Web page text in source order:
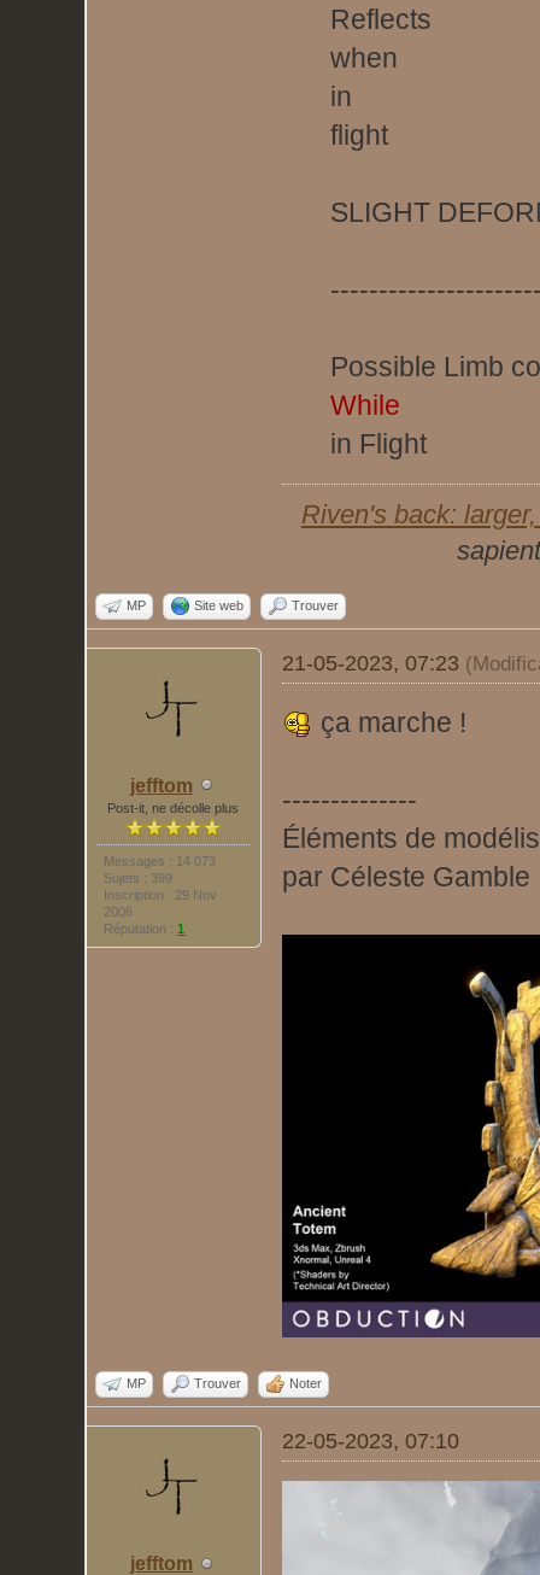
Reflects
when
in
flight
SLIGHT
Possible Limb
While
in Flight
Riven's back:
MP Site web Trouver
jefftom
Post-it, ne décolle plus
Messages : 14 073
Sujets : 399
Inscription : 29 Nov
2006
Réputation :1
21-05-2023, 07:23
ça marche !
--------------
Éléments de
par Céleste Gamble
MP Trouver Noter
jefftom
22-05-2023, 07:10